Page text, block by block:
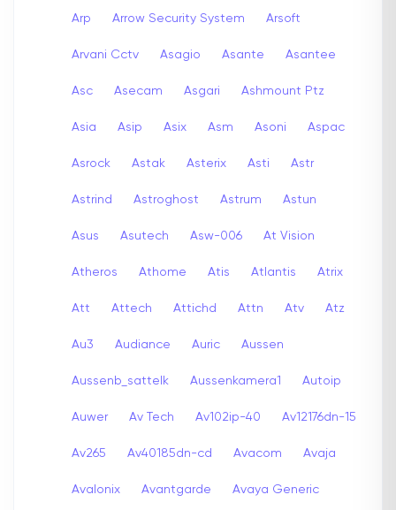
Arp Arrow Security System Arsoft
Arvani Cctv Asagio Asante Asantee
Asc Asecam Asgari Ashmount Ptz
Asia Asip Asix Asm Asoni Aspac
Asrock Astak Asterix Asti Astr
Astrind Astroghost Astrum Astun
Asus Asutech Asw-006 At Vision
Atheros Athome Atis Atlantis Atrix
Att Attech Attichd Attn Atv Atz
Au3 Audiance Auric Aussen
Aussenb_sattelk Aussenkamera1 Autoip
Auwer Av Tech Av102ip-40 Av12176dn-15
Av265 Av40185dn-cd Avacom Avaja
Avalonix Avantgarde Avaya Generic